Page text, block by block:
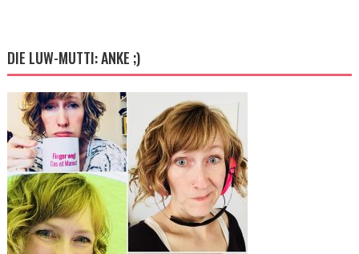
DIE LUW-MUTTI: ANKE ;)